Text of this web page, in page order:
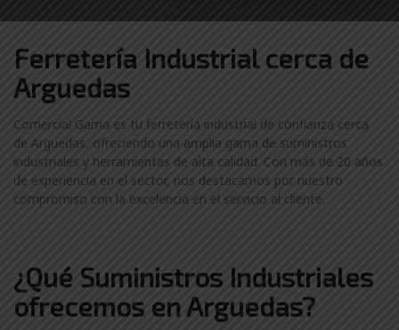
Ferretería Industrial cerca de
Arguedas
Comercial Gama es tu ferretería industrial de confianza cerca
de Arguedas, ofreciendo una amplia gama de suministros
industriales y herramientas de alta calidad. Con más de 20 años
de experiencia en el sector, nos destacamos por nuestro
compromiso con la excelencia en el servicio al cliente.
¿Qué Suministros Industriales
ofrecemos en Arguedas?